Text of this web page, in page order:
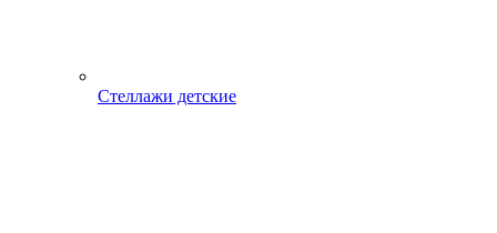
Стеллажи детские